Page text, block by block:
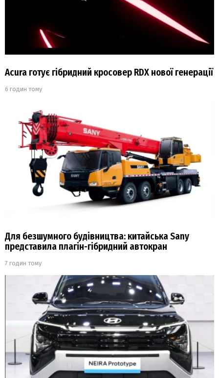
Acura готує гібридний кросовер RDX нової генерації
6 годин тому
Для безшумного будівництва: китайська Sany
представила плагін-гібридний автокран
7 годин тому